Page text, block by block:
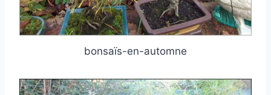
bonsaïs-en-automne